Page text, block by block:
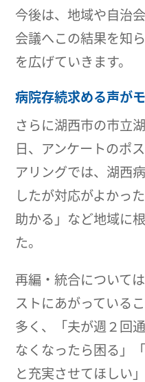
今後は、地域や自治
会議へこの結果を知
を広げていきます。
病院存続求める声が
さらに湖西市の市立
日、アンケートのポ
アリングでは、湖西
したが対応がよかっ
助かる」など地域に
た。
再編・統合について
ストにあがっている
多く、「夫が週２回
なくなったら困る」
と充実させてほしい